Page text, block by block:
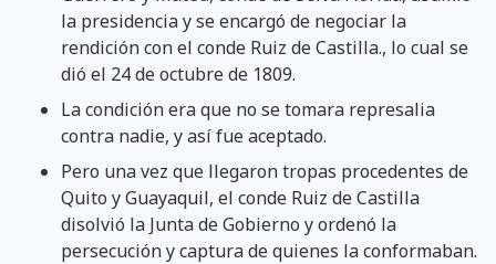
la presidencia y se encargó de negociar la
rendición con el conde Ruiz de Castilla., lo cual se
dió el 24 de octubre de 1809.
La condición era que no se tomara represalia
contra nadie, y así fue aceptado.
Pero una vez que llegaron tropas procedentes de
Quito y Guayaquil, el conde Ruiz de Castilla
disolvió la Junta de Gobierno y ordenó la
persecución y captura de quienes la conformaban.